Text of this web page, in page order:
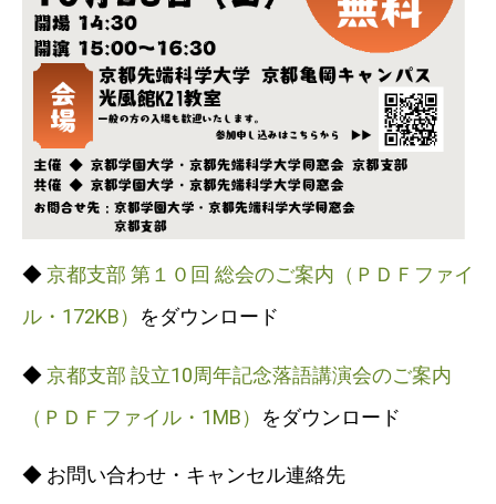
◆京都支部 第１０回 総会のご案内（ＰＤＦファイ
ル・172KB） をダウンロード
◆京都支部 設立10周年記念落語講演会のご案内
（ＰＤＦファイル・1MB） をダウンロード
◆ お問い合わせ・キャンセル連絡先